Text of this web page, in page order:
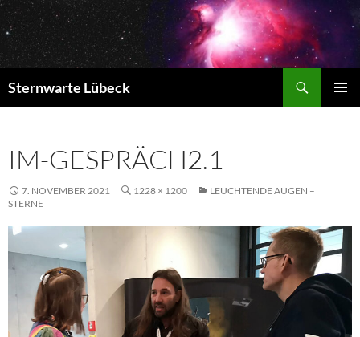
Zum
Inhalt
springen
Sternwarte Lübeck
IM-GESPRÄCH2.1
7. NOVEMBER 2021 1228 × 1200
LEUCHTENDE AUGEN –
STERNE